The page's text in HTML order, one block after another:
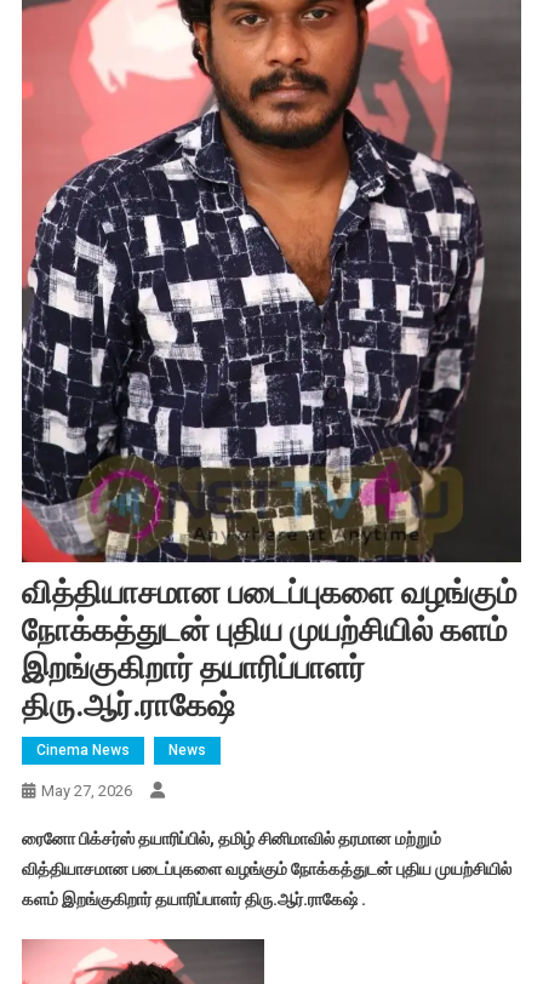
வித்தியாசமான படைப்புகளை வழங்கும்
நோக்கத்துடன் புதிய முயற்சியில் களம்
இறங்குகிறார் தயாரிப்பாளர்
திரு.ஆர்.ராகேஷ்
Cinema News News
May 27, 2026
ரைனோ பிக்சர்ஸ் தயாரிப்பில், தமிழ் சினிமாவில் தரமான மற்றும்
வித்தியாசமான படைப்புகளை வழங்கும் நோக்கத்துடன் புதிய முயற்சியில்
களம் இறங்குகிறார் தயாரிப்பாளர் திரு.ஆர்.ராகேஷ் .